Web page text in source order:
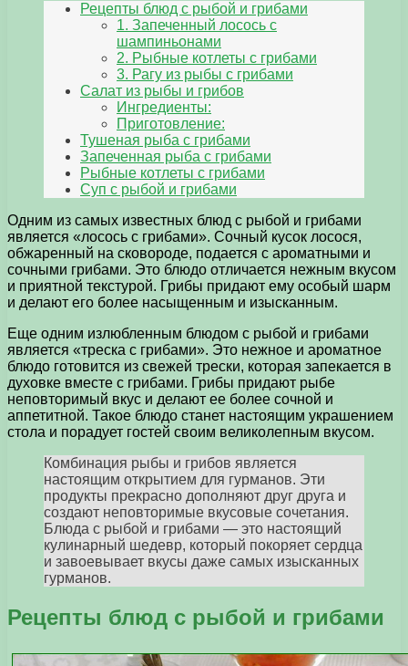
Рецепты блюд с рыбой и грибами
1. Запеченный лосось с
шампиньонами
2. Рыбные котлеты с грибами
3. Рагу из рыбы с грибами
Салат из рыбы и грибов
Ингредиенты:
Приготовление:
Тушеная рыба с грибами
Запеченная рыба с грибами
Рыбные котлеты с грибами
Суп с рыбой и грибами
Одним из самых известных блюд с рыбой и грибами
является «лосось с грибами». Сочный кусок лосося,
обжаренный на сковороде, подается с ароматными и
сочными грибами. Это блюдо отличается нежным вкусом
и приятной текстурой. Грибы придают ему особый шарм
и делают его более насыщенным и изысканным.
Еще одним излюбленным блюдом с рыбой и грибами
является «треска с грибами». Это нежное и ароматное
блюдо готовится из свежей трески, которая запекается в
духовке вместе с грибами. Грибы придают рыбе
неповторимый вкус и делают ее более сочной и
аппетитной. Такое блюдо станет настоящим украшением
стола и порадует гостей своим великолепным вкусом.
Комбинация рыбы и грибов является
настоящим открытием для гурманов. Эти
продукты прекрасно дополняют друг друга и
создают неповторимые вкусовые сочетания.
Блюда с рыбой и грибами — это настоящий
кулинарный шедевр, который покоряет сердца
и завоевывает вкусы даже самых изысканных
гурманов.
Рецепты блюд с рыбой и грибами